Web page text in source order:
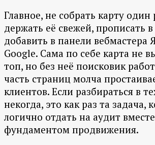
Главное, не собрать карту один
держать её свежей, прописать
добавить в панели вебмастера
Google. Сама по себе карта не
топ, но без неё поисковик
часть страниц молча
клиентов. Если разбираться в
некогда, это как раз та задача,
логично отдать на аудит
фундаментом продвижения.